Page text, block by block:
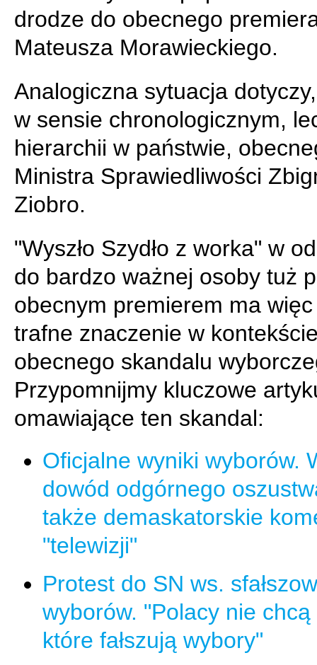
drodze do obecnego
Mateusza Morawieckiego.
Analogiczna sytuacja
w sensie chronologicznym,
hierarchii w państwie,
Ministra Sprawiedliwości
Ziobro.
"Wyszło Szydło z worka" w
do bardzo ważnej osoby tuż
obecnym premierem ma
trafne znaczenie w
obecnego skandalu
Przypomnijmy kluczowe
omawiające ten skandal:
Oficjalne wyniki wyborów.
dowód odgórnego
także demaskatorskie
"telewizji"
Protest do SN ws.
wyborów. "Polacy nie
które fałszują wybory"